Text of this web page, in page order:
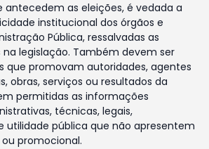
antecedem as eleições, é vedada a
institucional dos órgãos e
Pública, ressalvadas as
legislação. Também devem ser
que promovam autoridades, agentes
obras, serviços ou resultados da
permitidas as informações
técnicas, legais,
utilidade pública que não apresentem
promocional.